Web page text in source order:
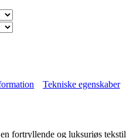
Tekniske egenskaber
fortryllende og luksuriøs tekstil